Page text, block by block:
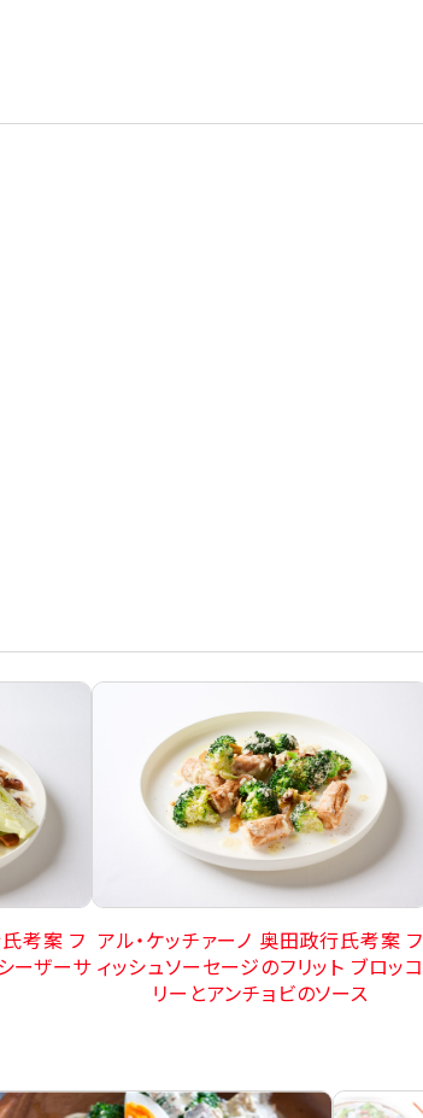
考案 フ
ーザーサ
アル・ケッチァーノ 奥田政行氏考案 フ
ィッシュソーセージのフリット ブロッコ
リーとアンチョビのソース